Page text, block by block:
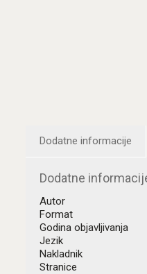
Dodatne informacije
Dodatne
Autor
Format
Godina objavljivanja
Jezik
Nakladnik
Stranice